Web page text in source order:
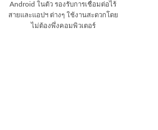
Android ในตัว รองรับการเชื่อมต่อไร้
สายและแอปฯ ต่างๆ ใช้งานสะดวกโดย
ไม่ต้องพึ่งคอมพิวเตอร์